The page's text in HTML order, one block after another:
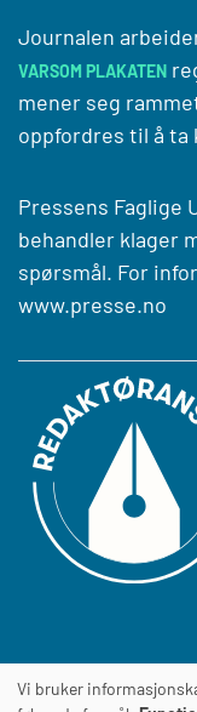
Journalen
VARSOM PLAKATEN
mener seg
oppfordres til å ta
Pressens Faglige
behandler klager
spørsmål. For
www.presse.no
Journalens
Vi bruker